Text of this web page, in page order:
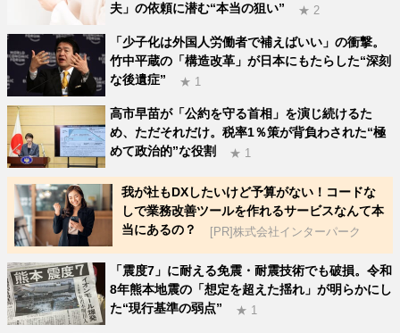
夫」の依頼に潜む“本当の狙い”
★ 2
「少子化は外国人労働者で補えばいい」の衝撃。
竹中平蔵の「構造改革」が日本にもたらした“深刻
な後遺症”
★ 1
高市早苗が「公約を守る首相」を演じ続けるた
め、ただそれだけ。税率1％策が背負わされた“極
めて政治的”な役割
★ 1
我が社もDXしたいけど予算がない！コードな
しで業務改善ツールを作れるサービスなんて本
当にあるの？
[PR]株式会社インターパーク
「震度7」に耐える免震・耐震技術でも破損。令和
8年熊本地震の「想定を超えた揺れ」が明らかにし
た“現行基準の弱点”
★ 1